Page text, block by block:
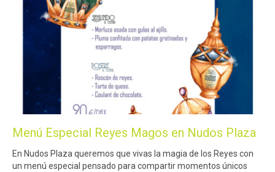
Menú Especial Reyes Magos en Nudos Plaza
En Nudos Plaza queremos que vivas la magia de los Reyes con
un menú especial pensado para compartir momentos únicos